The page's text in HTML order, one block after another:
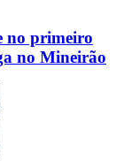
no primeiro
no Mineirão